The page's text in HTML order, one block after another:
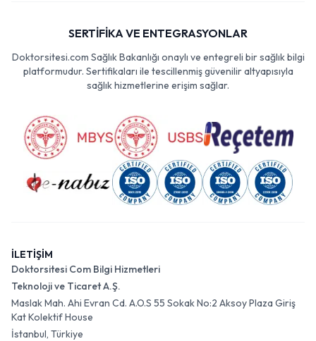
SERTİFİKA VE ENTEGRASYONLAR
Doktorsitesi.com Sağlık Bakanlığı onaylı ve entegreli bir sağlık bilgi
platformudur. Sertifikaları ile tescillenmiş güvenilir altyapısıyla
sağlık hizmetlerine erişim sağlar.
İLETİŞİM
Doktorsitesi Com Bilgi Hizmetleri
Teknoloji ve Ticaret A.Ş.
Maslak Mah. Ahi Evran Cd. A.O.S 55 Sokak No:2 Aksoy Plaza Giriş
Kat Kolektif House
İstanbul, Türkiye